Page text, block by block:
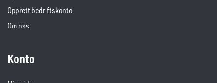
Opprett bedriftskonto
Om oss
Konto